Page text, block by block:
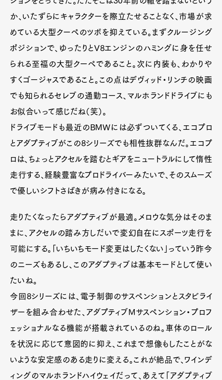
か、いたずらにキャラクターを際立たせることなく、市場が求
めている大型クーペのツボを抑えている。まずクルージング
ポジションで、ゆったりとV8エンジンのハミングに身を任せ
られる至福の大型クーペであること。次に内装も、わかりや
すくゴージャスであること。この点はデヴィッド・リンチの映画
でも知られるセレブの通勤コース、マルホランドドライブにも
お似合いって感じだね（笑）。
ドライブモードも最近のBMWには必ずついてくる、エコプロ
とアダプティブがこの8シリーズでも相性抜群なんだ。エコプ
ロは、ちょっとアクセルを踏むとギアをニュートラルにして惰性
走行する、経験豊富なプロドライバーみたいで、そのスムーズ
で優しいシフトさばきが病み付きになる。
走りたくなったらアダプティブが最適。メロウな気分はそのま
まに、アクセルの踏み方しだいで変幻自在にスポーツ走行を
可能にする。「いちいちモード変更はしたくない」っていう昨今
のニーズもあるし、このアダプティブは基本モードとして使い
たいね。
今回8シリーズには、電子制御のサスペンションとスタビライ
ザーを組み合わせた、アダプティブMサスペンション・プロフ
ェッショナルなる機能が搭載されているのね。車体のロール
を状況に応じて意図的に抑え、これまで想像もしたことがな
いような安定感のある走りに変える。これが絶品で、ワインデ
ィングのマルホランドハイウェイだって、あえて「アダプティブ